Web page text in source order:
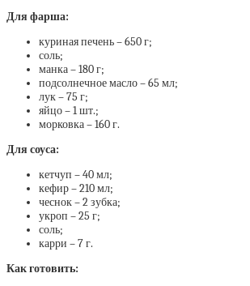
Для фарша:
куриная печень – 650 г;
соль;
манка – 180 г;
подсолнечное масло – 65 мл;
лук – 75 г;
яйцо – 1 шт.;
морковка – 160 г.
Для соуса:
кетчуп – 40 мл;
кефир – 210 мл;
чеснок – 2 зубка;
укроп – 25 г;
соль;
карри – 7 г.
Как готовить: